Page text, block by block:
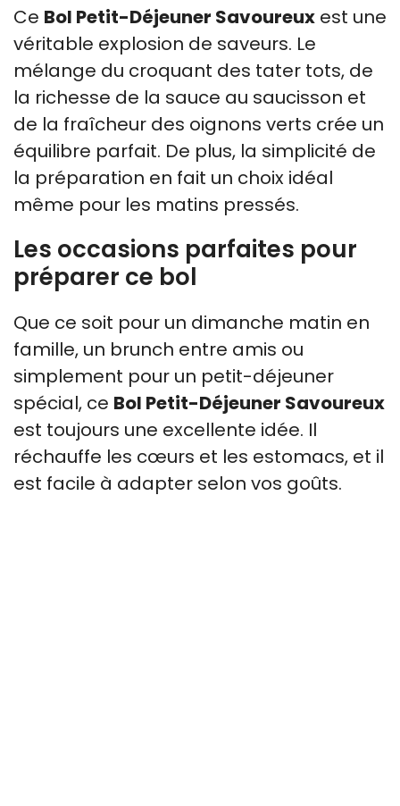
Ce Bol Petit-Déjeuner Savoureux est une
véritable explosion de saveurs. Le
mélange du croquant des tater tots, de
la richesse de la sauce au saucisson et
de la fraîcheur des oignons verts crée un
équilibre parfait. De plus, la simplicité de
la préparation en fait un choix idéal
même pour les matins pressés.
Les occasions parfaites pour
préparer ce bol
Que ce soit pour un dimanche matin en
famille, un brunch entre amis ou
simplement pour un petit-déjeuner
spécial, ce Bol Petit-Déjeuner Savoureux
est toujours une excellente idée. Il
réchauffe les cœurs et les estomacs, et il
est facile à adapter selon vos goûts.